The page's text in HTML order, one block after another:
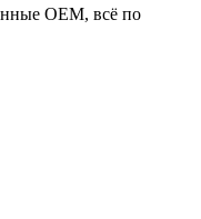
OEM, всё по